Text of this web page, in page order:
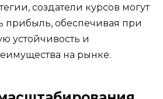
создатели курсов могут
прибыль, обеспечивая при
устойчивость и
на рынке.